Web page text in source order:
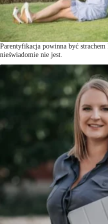
Parentyfikacja powinna być strachem
nieświadomie nie jest.